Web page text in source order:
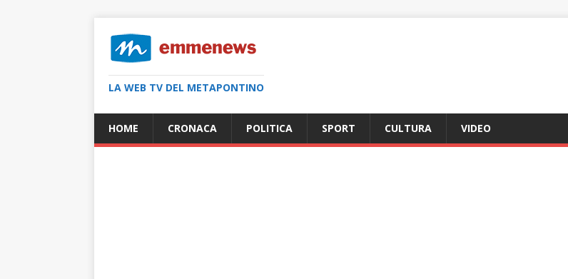
LA WEB TV DEL METAPONTINO
HOME CRONACA POLITICA SPORT CULTURA VIDEO